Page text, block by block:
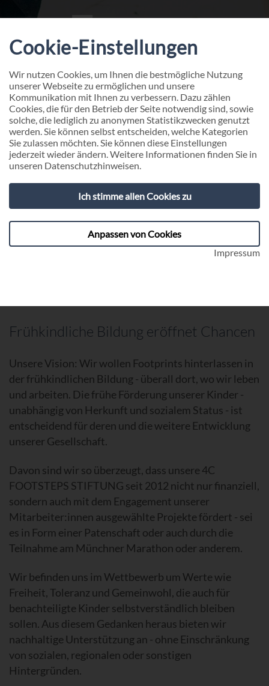
4C FOOTSTEPS
Frühkindliche Bildung eröffnet Chancen - die 4C
FOOTSTEPS STIFTUNG ebnet den Weg.
Frühkindliche Bildung eröffnet Chancen
Unsere Vision: Wir wollen Footprints hinterlassen in
der frühkindlichen Bildung - überall dort, wo wir leben
und arbeiten. Die frühe Förderung unserer Kinder -
unabhängig von Herkunft und sozialem Status - ist
entscheidend für deren und die weitere Entwicklung
unserer Gesellschaft.
Davon sind wir so überzeugt, dass unsere 4C
FOOTSTEPS STIFTUNG seit 2012 nicht nur finanziell,
sondern auch mit dem Engagement unserer
Mitarbeiter:innen ausgewählte Projekte fördert - sei
es in Form einer Patenschaft oder auch durch die
Teilnahme am Münchner Marathon oder anderem.
Wir befinden uns im Wettbewerb um Werte wie
Freiheit, Toleranz und Gemeinwohl, die auch für
benachteiligte Kinder selbstverständlich bleiben
sollen. Aus diesem Gedanken heraus bieten wir
nachhaltige Unterstützung an - ohne Einschränkung
von sozialen, regionalen oder sonstigen
Hintergründen.
Cookie-Einstellungen
Wir nutzen Cookies, um Ihnen die bestmögliche Nutzung
unserer Webseite zu ermöglichen und unsere
Kommunikation mit Ihnen zu verbessern. Dazu zählen
Cookies, die für den Betrieb der Seite notwendig sind, sowie
solche, die lediglich zu anonymen Statistikzwecken genutzt
werden. Sie können selbst entscheiden, welche Kategorien
Sie zulassen möchten. Sie können diese Einstellungen
jederzeit wieder ändern. Weitere Informationen finden Sie in
unseren Datenschutzhinweisen.
Ich stimme allen Cookies zu
Anpassen von Cookies
Impressum